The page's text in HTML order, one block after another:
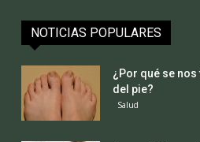
NOTICIAS POPULARES
¿Por qué se
del pie?
Salud